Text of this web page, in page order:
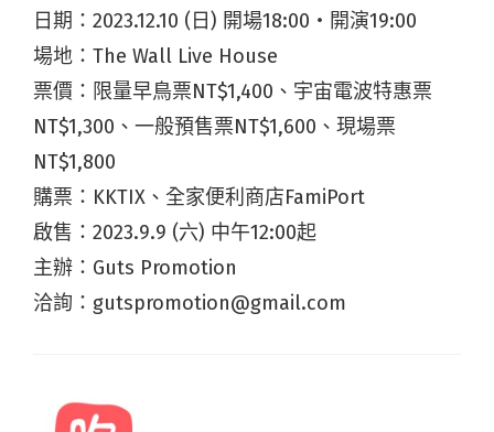
日期：2023.12.10 (日) 開場18:00・開演19:00
場地：The Wall Live House
票價：限量早鳥票NT$1,400、宇宙電波特惠票
NT$1,300、一般預售票NT$1,600、現場票
NT$1,800
購票：KKTIX、全家便利商店FamiPort
啟售：2023.9.9 (六) 中午12:00起
主辦：Guts Promotion
洽詢：gutspromotion@gmail.com